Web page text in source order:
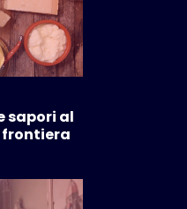
sapori al
frontiera